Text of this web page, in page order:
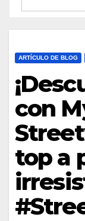
ARTÍCULO DE BLOG
con
top a